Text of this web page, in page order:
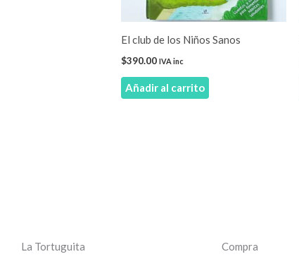
El club de los Niños Sanos
$390.00 IVA inc
Añadir al carrito
La Tortuguita Compra